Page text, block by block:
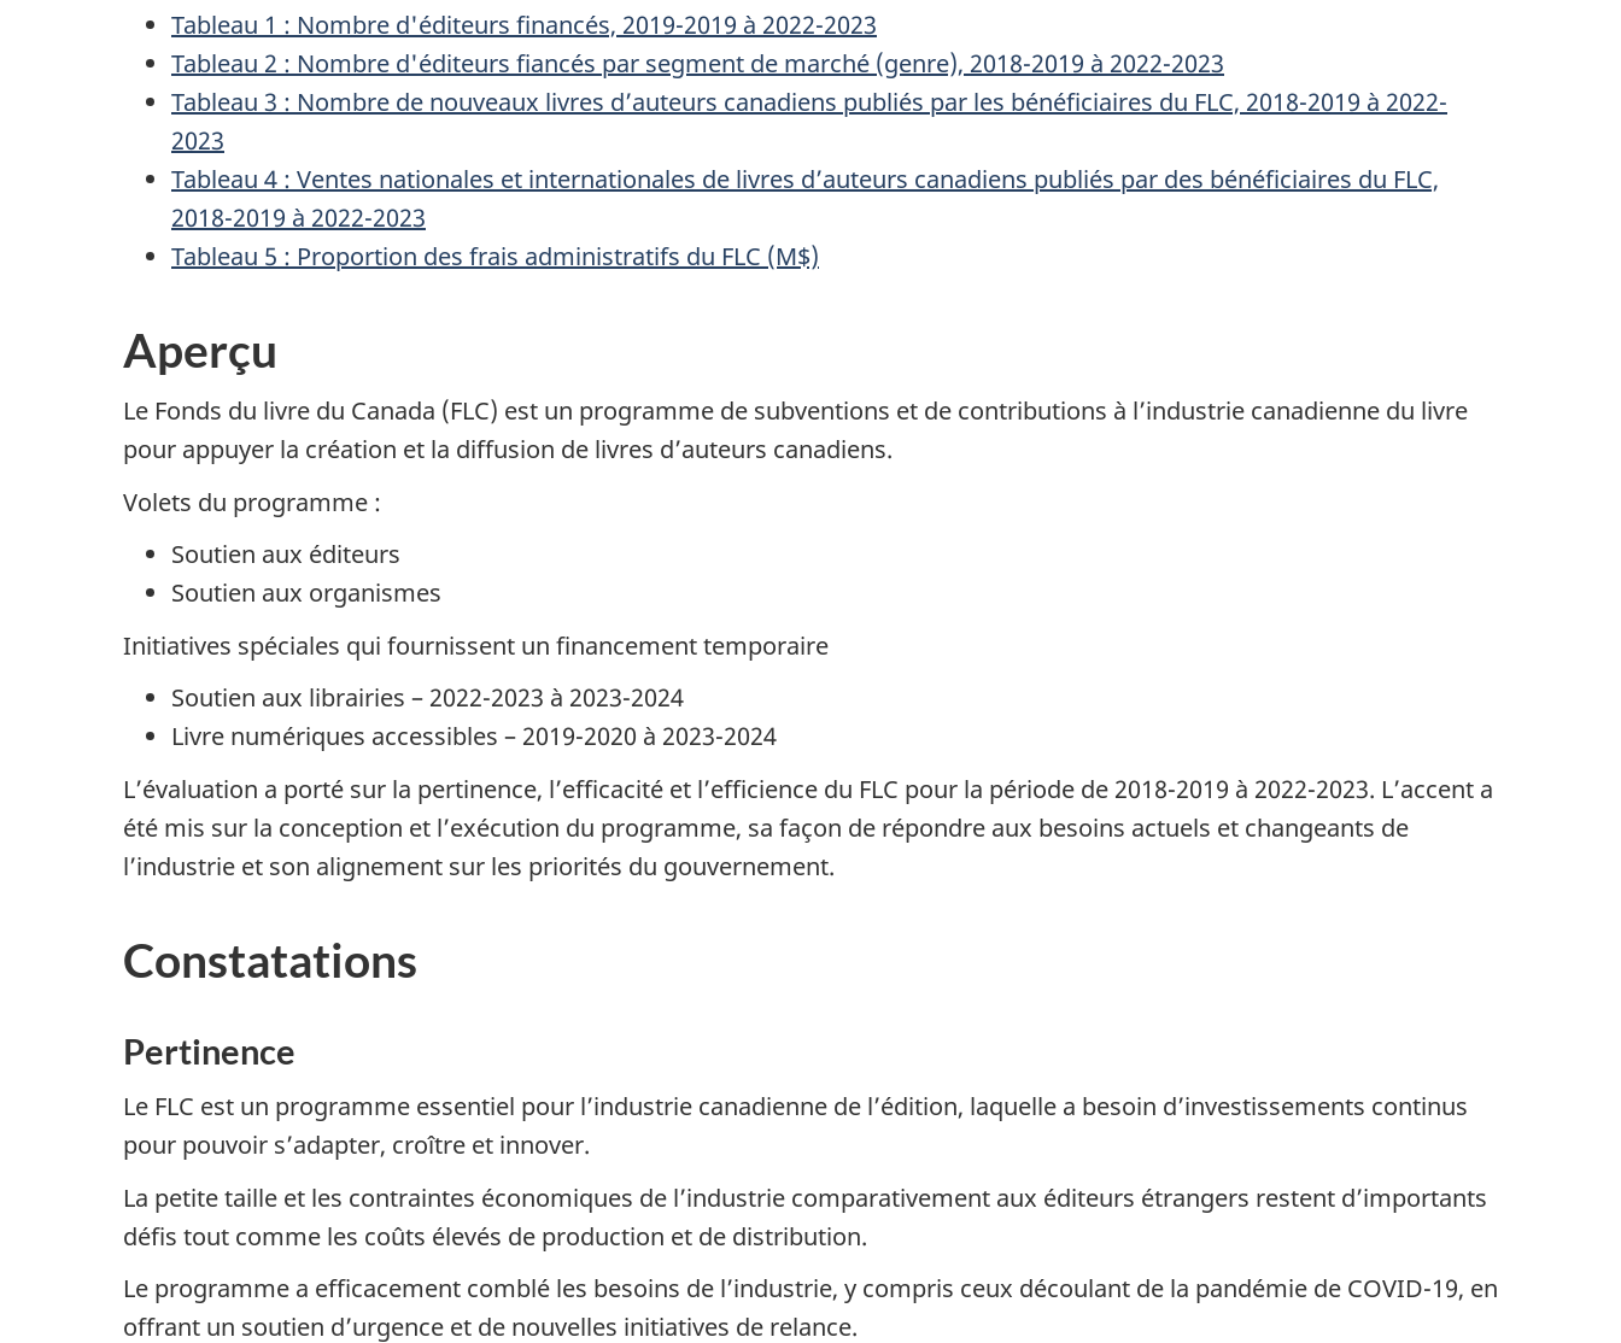
Tableau 1 : Nombre d'éditeurs financés, 2019-2019 à 2022-2023
Tableau 2 : Nombre d'éditeurs fiancés par segment de marché (genre), 2018-2019 à 2022-2023
Tableau 3 : Nombre de nouveaux livres d’auteurs canadiens publiés par les bénéficiaires du FLC, 2018-2019 à 2022-
2023
Tableau 4 : Ventes nationales et internationales de livres d’auteurs canadiens publiés par des bénéficiaires du FLC,
2018-2019 à 2022-2023
Tableau 5 : Proportion des frais administratifs du FLC (M$)
Aperçu
Le Fonds du livre du Canada (FLC) est un programme de subventions et de contributions à l’industrie canadienne du livre
pour appuyer la création et la diffusion de livres d’auteurs canadiens.
Volets du programme :
Soutien aux éditeurs
Soutien aux organismes
Initiatives spéciales qui fournissent un financement temporaire
Soutien aux librairies – 2022-2023 à 2023-2024
Livre numériques accessibles – 2019-2020 à 2023-2024
L’évaluation a porté sur la pertinence, l’efficacité et l’efficience du FLC pour la période de 2018-2019 à 2022-2023. L’accent a
été mis sur la conception et l’exécution du programme, sa façon de répondre aux besoins actuels et changeants de
l’industrie et son alignement sur les priorités du gouvernement.
Constatations
Pertinence
Le FLC est un programme essentiel pour l’industrie canadienne de l’édition, laquelle a besoin d’investissements continus
pour pouvoir s’adapter, croître et innover.
La petite taille et les contraintes économiques de l’industrie comparativement aux éditeurs étrangers restent d’importants
défis tout comme les coûts élevés de production et de distribution.
Le programme a efficacement comblé les besoins de l’industrie, y compris ceux découlant de la pandémie de COVID-19, en
offrant un soutien d’urgence et de nouvelles initiatives de relance.